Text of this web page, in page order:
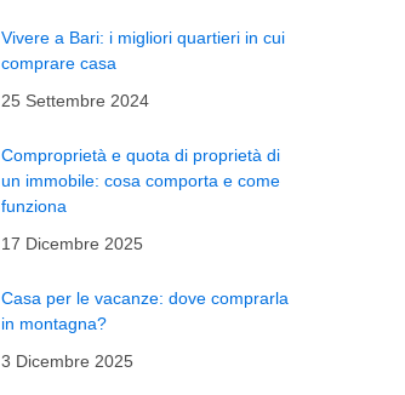
Vivere a Bari: i migliori quartieri in cui
comprare casa
25 Settembre 2024
Comproprietà e quota di proprietà di
un immobile: cosa comporta e come
funziona
17 Dicembre 2025
Casa per le vacanze: dove comprarla
in montagna?
3 Dicembre 2025